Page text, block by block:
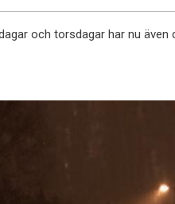
och torsdagar har nu även